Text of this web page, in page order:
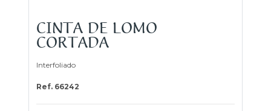
CINTA DE LOMO
CORTADA
Interfoliado
Ref. 66242